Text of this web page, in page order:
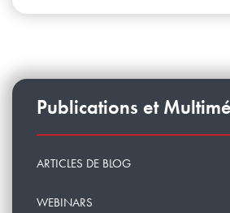
Publications et
ARTICLES DE BLOG
WEBINARS